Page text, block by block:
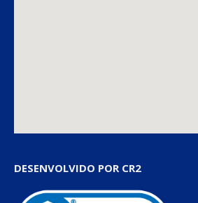
DESENVOLVIDO POR CR2